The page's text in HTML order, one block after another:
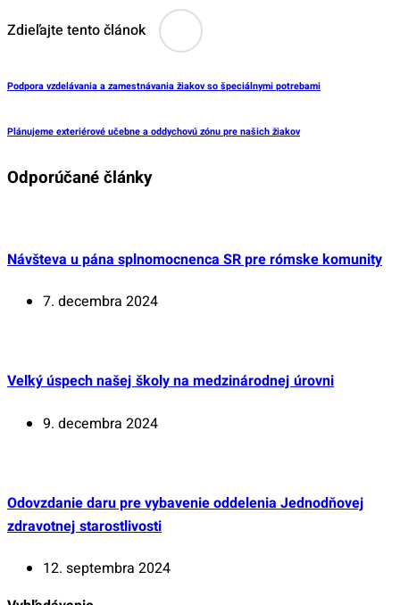
Zdieľajte tento článok
Podpora vzdelávania a zamestnávania žiakov so špeciálnymi potrebami
Plánujeme exteriérové učebne a oddychovú zónu pre našich žiakov
Odporúčané články
Návšteva u pána splnomocnenca SR pre rómske komunity
7. decembra 2024
Veľký úspech našej školy na medzinárodnej úrovni
9. decembra 2024
Odovzdanie daru pre vybavenie oddelenia Jednodňovej
zdravotnej starostlivosti
12. septembra 2024